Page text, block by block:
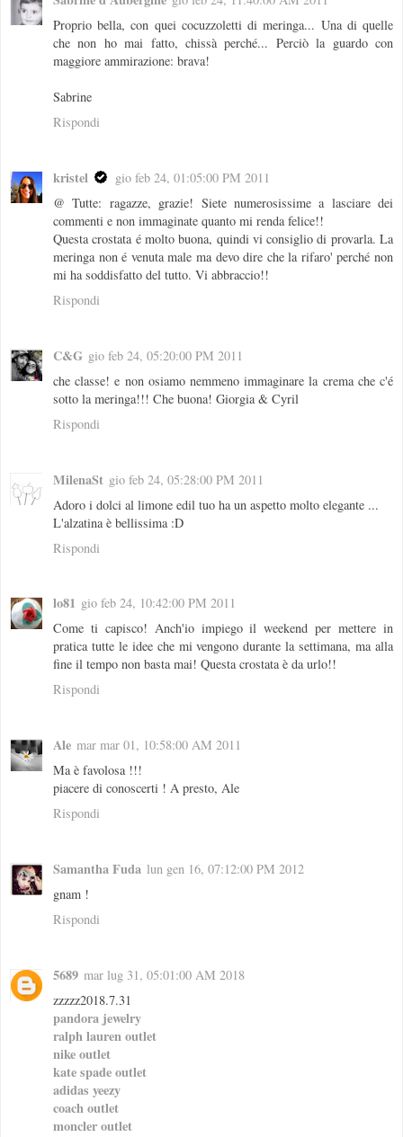
Proprio bella, con quei cocuzzoletti di meringa... Una di quelle
che non ho mai fatto, chissà perché... Perciò la guardo con
maggiore ammirazione: brava!
Sabrine
Rispondi
kristel
gio feb 24, 01:05:00 PM 2011
@ Tutte: ragazze, grazie! Siete numerosissime a lasciare dei
commenti e non immaginate quanto mi renda felice!!
Questa crostata é molto buona, quindi vi consiglio di provarla. La
meringa non é venuta male ma devo dire che la rifaro' perché non
mi ha soddisfatto del tutto. Vi abbraccio!!
Rispondi
C&G gio feb 24, 05:20:00 PM 2011
che classe! e non osiamo nemmeno immaginare la crema che c'é
sotto la meringa!!! Che buona! Giorgia & Cyril
Rispondi
MilenaSt gio feb 24, 05:28:00 PM 2011
Adoro i dolci al limone edil tuo ha un aspetto molto elegante ...
L'alzatina è bellissima :D
Rispondi
lo81 gio feb 24, 10:42:00 PM 2011
Come ti capisco! Anch'io impiego il weekend per mettere in
pratica tutte le idee che mi vengono durante la settimana, ma alla
fine il tempo non basta mai! Questa crostata è da urlo!!
Rispondi
Ale mar mar 01, 10:58:00 AM 2011
Ma è favolosa !!!
piacere di conoscerti ! A presto, Ale
Rispondi
Samantha Fuda lun gen 16, 07:12:00 PM 2012
gnam !
Rispondi
5689 mar lug 31, 05:01:00 AM 2018
zzzzz2018.7.31
pandora jewelry
ralph lauren outlet
nike outlet
kate spade outlet
adidas yeezy
coach outlet
moncler outlet